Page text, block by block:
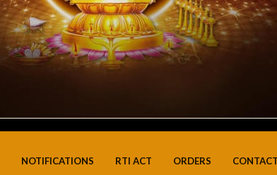
NOTIFICATIONS RTI ACT ORDERS